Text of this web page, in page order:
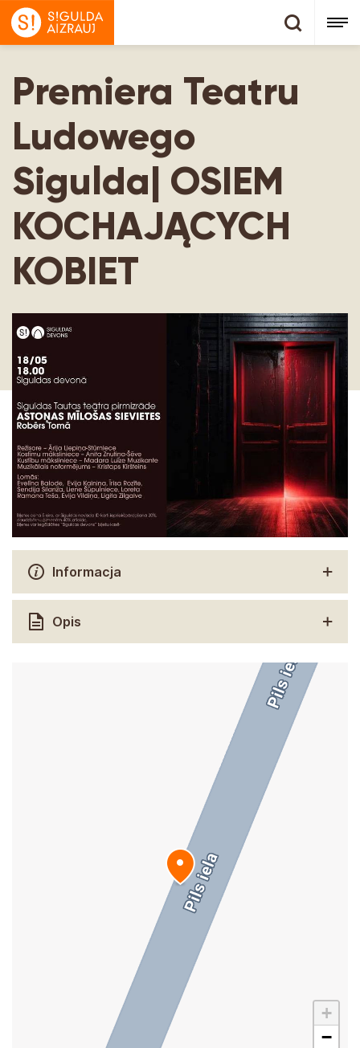
Premiera Teatru
Ludowego
Sigulda| OSIEM
KOCHAJĄCYCH
KOBIET
Informacja
Opis
+
−